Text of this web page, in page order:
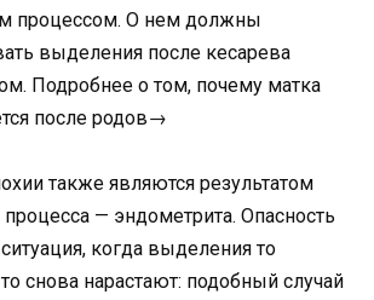
процессом. О нем должны
выделения после кесарева
Подробнее о том, почему матка
после родов→
также являются результатом
— эндометрита. Опасность
когда выделения то
снова нарастают: подобный случай